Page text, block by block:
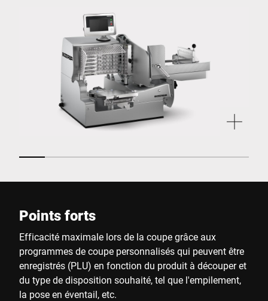
Points forts
Efficacité maximale lors de la coupe grâce aux
programmes de coupe personnalisés qui peuvent être
enregistrés (PLU) en fonction du produit à découper et
du type de disposition souhaité, tel que l'empilement,
la pose en éventail, etc.